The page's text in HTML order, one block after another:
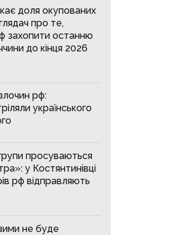
доля окупованих
про те,
захопити останню
до кінця 2026
рф:
українського
просуваються
у Костянтинівці
рф відправляють
не буде